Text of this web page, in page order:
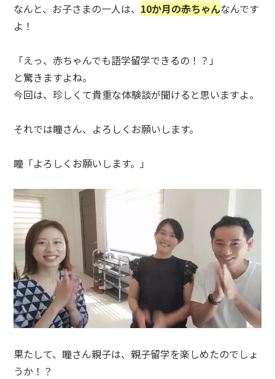
なんと、お子さまの一人は、 10か月の赤ちゃんなんです
よ！
「えっ、赤ちゃんでも語学留学できるの！？」
と驚きますよね。
今回は、珍しくて貴重な体験談が聞けると思いますよ。
それでは瞳さん、よろしくお願いします。
瞳「よろしくお願いします。」
果たして、瞳さん親子は、親子留学を楽しめたのでしょ
うか！？